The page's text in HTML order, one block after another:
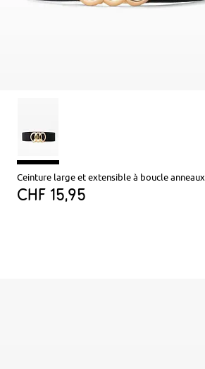
Ceinture large et extensible à boucle anneaux
CHF 15,95